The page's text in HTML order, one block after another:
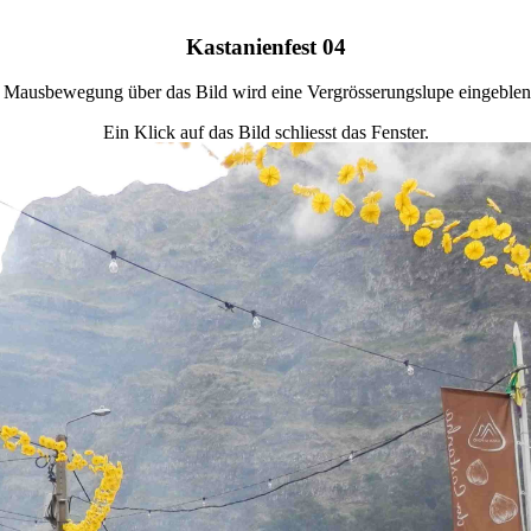
Kastanienfest 04
über das Bild wird eine Vergrösserungslupe
Ein Klick auf das Bild schliesst das Fenster.